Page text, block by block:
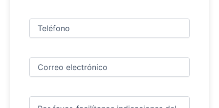
Teléfono
Correo
electrónico (Obligatorio)
Comentarios